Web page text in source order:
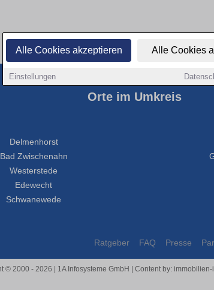
Alle Cookies akzeptieren Alle Cookies
Einstellungen
Orte im Umkreis
Delmenhorst
Bad Zwischenahn
Westerstede
Edewecht
Schwanewede
Ratgeber FAQ Presse
© 2000 - 2026 | 1A Infosysteme GmbH | Content by: